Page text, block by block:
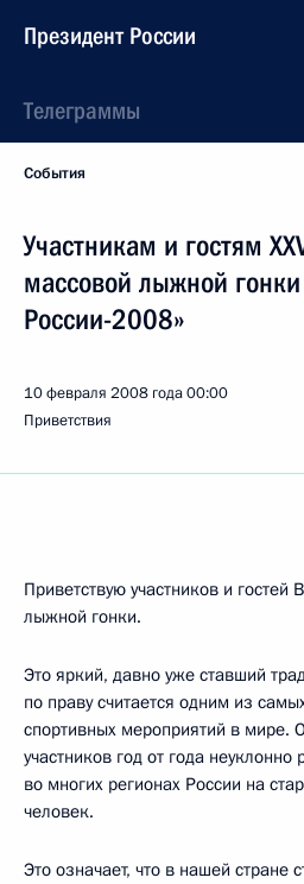
Президент России
Телеграммы
События
Участникам и гостям
массовой лыжной
России-2008»
10 февраля 2008 года00:00
Приветствия
Приветствую участников и гостей
лыжной гонки.
Это яркий, давно уже ставший
по праву считается одним из
спортивных мероприятий в мире.
участников год от года неуклонно
во многих регионах России на
человек.
Это означает, что в нашей стране